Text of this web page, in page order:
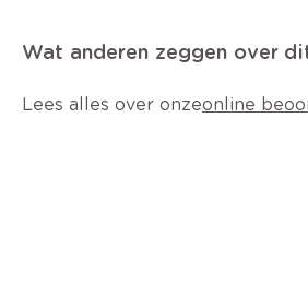
Wat anderen zeggen over
Lees alles over onzeonline